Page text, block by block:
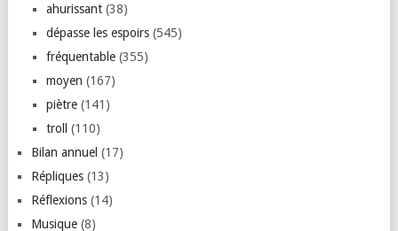
ahurissant(38)
dépasse les espoirs(545)
fréquentable(355)
moyen (167)
piètre(141)
troll
(110)
Bilan annuel (17)
Répliques(13)
Réflexions(14)
Musique(8)